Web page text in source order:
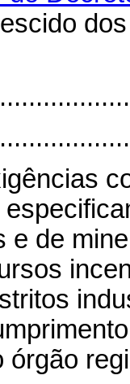
e de
órgão